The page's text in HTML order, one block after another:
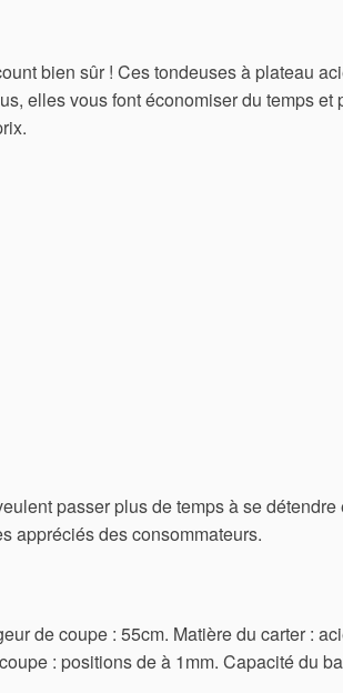
bien sûr ! Ces tondeuses à plateau
elles vous font économiser du temps et
passer plus de temps à se
appréciés des consommateurs.
de coupe : 55cm. Matière du carter :
: positions de à 1mm. Capacité du